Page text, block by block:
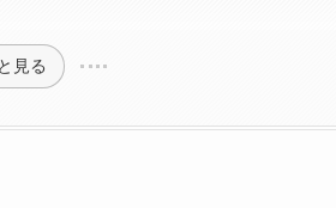
見る